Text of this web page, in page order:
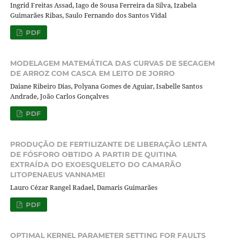
Ingrid Freitas Assad, Iago de Sousa Ferreira da Silva, Izabela
Guimarães Ribas, Saulo Fernando dos Santos Vidal
PDF
MODELAGEM MATEMÁTICA DAS CURVAS DE SECAGEM
DE ARROZ COM CASCA EM LEITO DE JORRO
Daiane Ribeiro Dias, Polyana Gomes de Aguiar, Isabelle Santos
Andrade, João Carlos Gonçalves
PDF
PRODUÇÃO DE FERTILIZANTE DE LIBERAÇÃO LENTA
DE FÓSFORO OBTIDO A PARTIR DE QUITINA
EXTRAÍDA DO EXOESQUELETO DO CAMARÃO
LITOPENAEUS VANNAMEI
Lauro Cézar Rangel Radael, Damaris Guimarães
PDF
OPTIMAL KERNEL PARAMETER SETTING FOR FAULTS